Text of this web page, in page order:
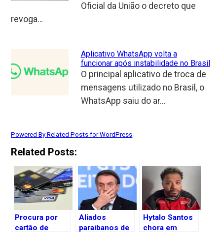
Oficial da União o decreto que
revoga…
Aplicativo WhatsApp volta a
funcionar após instabilidade no Brasil
O principal aplicativo de troca de
mensagens utilizado no Brasil, o
WhatsApp saiu do ar…
Powered By Related Posts for WordPress
Related Posts:
Procura por
cartão de
Aliados
paraibanos de
Hytalo Santos
chora em